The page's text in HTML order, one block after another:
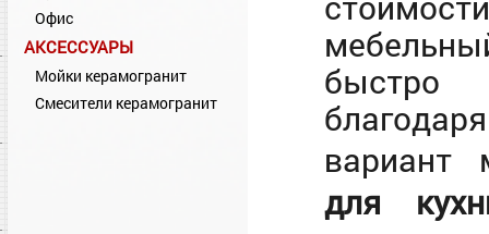
Офис
АКСЕССУАРЫ
Мойки керамогранит
Смесители керамогранит
быстро
вариант
для